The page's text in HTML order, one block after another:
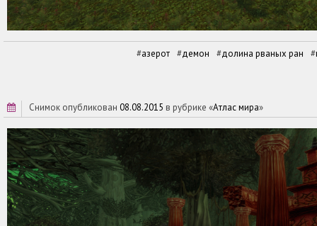
азерот демон долина рваных ран
снимок опубликован 08.08.2015 в рубрике «Атлас мира»